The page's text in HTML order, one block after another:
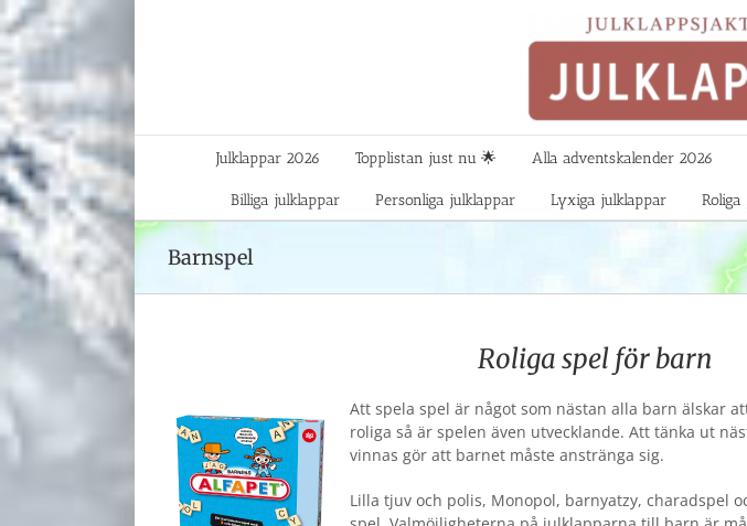
Fortsätt
till
innehållet
Julklappar 2026 Topplistan just nu 🌟 Alla adventskalender 2026
Billiga julklappar Personliga julklappar Lyxiga julklappar
Barnspel
Roliga spel för barn
Att spela spel är något som nästan alla barn älskar
roliga så är spelen även utvecklande. Att tänka ut
vinnas gör att barnet måste anstränga sig.
Lilla tjuv och polis, Monopol, barnyatzy, charadspel